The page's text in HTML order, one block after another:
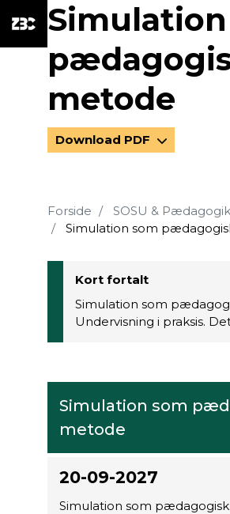
metode
Download PDF
Forside
SOSU & Pædagogik
Simulation som
Kort fortalt
Simulation som
Undervisning i praksis.
Simulation som
metode
20-09-2027
Simulation som